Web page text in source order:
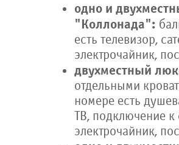
одно и
"Коллонада":
есть телевизор,
электрочайник,
двухместный
отдельными
номере есть
ТВ, подключение к
электрочайник,